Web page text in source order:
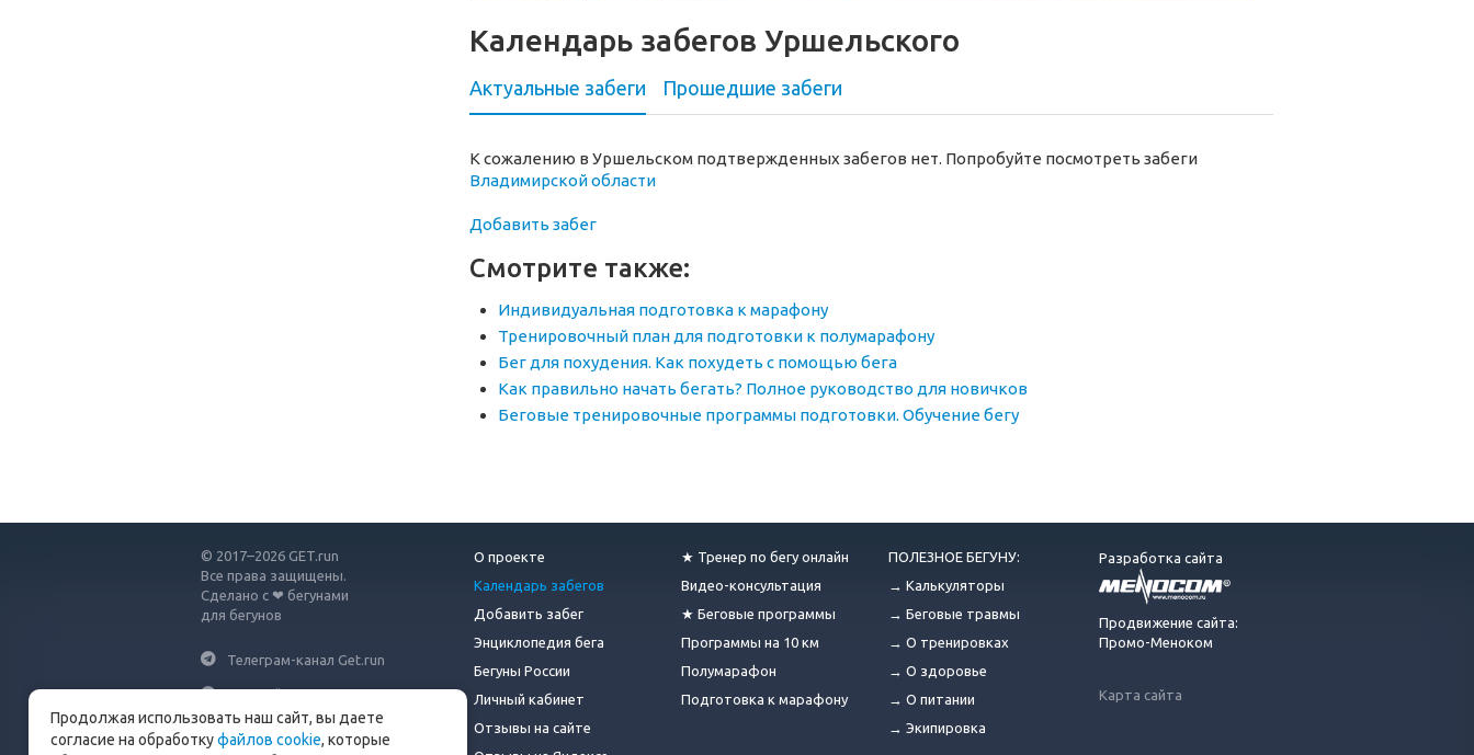
Календарь забегов Уршельского
Актуальные забеги Прошедшие забеги
К сожалению в Уршельском подтвержденных забегов нет. Попробуйте посмотреть забеги
Владимирской области
Добавить забег
Смотрите также:
Индивидуальная подготовка к марафону
Тренировочный план для подготовки к полумарафону
Бег для похудения. Как похудеть с помощью бега
Как правильно начать бегать? Полное руководство для новичков
Беговые тренировочные программы подготовки. Обучение бегу
© 2017–2026 GET.run
Все права защищены.
Сделано с ❤ бегунами
для бегунов
Телеграм-канал Get.run
Беговой чат в Телеграм
info@get.run
О проекте
Календарь забегов
Добавить забег
Энциклопедия бега
Бегуны России
Личный кабинет
Отзывы на сайте
★ Тренер по бегу онлайн
Видео-консультация
★ Беговые программы
Программы на 10 км
Полумарафон
Подготовка к марафону
ПОЛЕЗНОЕ БЕГУНУ:
→ Калькуляторы
→ Беговые травмы
→ О тренировках
→ О здоровье
→ О питании
→ Экипировка
Разработка сайта
Продвижение сайта:
Промо-Меноком
Карта сайта
Продолжая использовать наш сайт, вы даете
согласие на обработкуфайлов cookie, которые